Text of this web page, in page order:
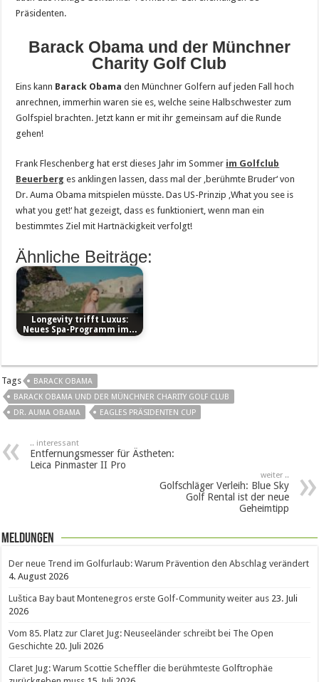
Präsidenten.
Barack Obama und der Münchner
Charity Golf Club
Eins kann Barack Obama den Münchner Golfern auf jeden Fall hoch
anrechnen, immerhin waren sie es, welche seine Halbschwester zum
Golfspiel brachten. Jetzt kann er mit ihr gemeinsam auf die Runde
gehen!
Frank Fleschenberg hat erst dieses Jahr im Sommer im Golfclub
Beuerberg es anklingen lassen, dass mal der ‚berühmte Bruder‘ von
Dr. Auma Obama mitspielen müsste. Das US-Prinzip ‚What you see is
what you get!‘ hat gezeigt, dass es funktioniert, wenn man ein
bestimmtes Ziel mit Hartnäckigkeit verfolgt!
Ähnliche Beiträge:
Longevity trifft Luxus:
Neues Spa-Programm im…
Tags
BARACK OBAMA
BARACK OBAMA UND DER MÜNCHNER CHARITY GOLF CLUB
DR. AUMA OBAMA
EAGLES PRÄSIDENTEN CUP
.. interessant
Entfernungsmesser für Ästheten:
Leica Pinmaster II Pro
weiter ..
Golfschläger Verleih: Blue Sky
Golf Rental ist der neue
Geheimtipp
Meldungen
Der neue Trend im Golfurlaub: Warum Prävention den Abschlag verändert
4. August 2026
Luštica Bay baut Montenegros erste Golf-Community weiter aus 23. Juli
2026
Vom 85. Platz zur Claret Jug: Neuseeländer schreibt bei The Open
Geschichte 20. Juli 2026
Claret Jug: Warum Scottie Scheffler die berühmteste Golftrophäe